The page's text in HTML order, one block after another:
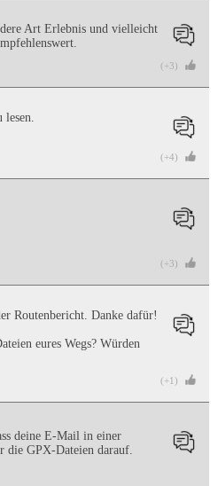
Art Erlebnis und vielleicht
(+3)
lesen.
(+4)
(+3)
Routenbericht. Danke dafür!
eures Wegs? Würden
(+1)
deine E-Mail in einer
die GPX-Dateien darauf.